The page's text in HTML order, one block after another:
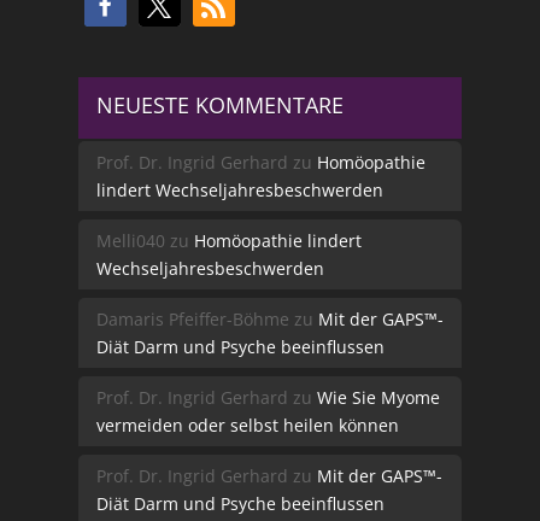
NEUESTE KOMMENTARE
Prof. Dr. Ingrid Gerhard zu Homöopathie
lindert Wechseljahresbeschwerden
Melli040 zu Homöopathie lindert
Wechseljahresbeschwerden
Damaris Pfeiffer-Böhme zu Mit der GAPS™-
Diät Darm und Psyche beeinflussen
Prof. Dr. Ingrid Gerhard zu Wie Sie Myome
vermeiden oder selbst heilen können
Prof. Dr. Ingrid Gerhard zu Mit der GAPS™-
Diät Darm und Psyche beeinflussen